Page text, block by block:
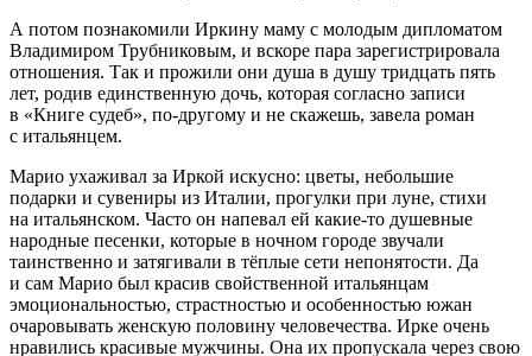
А потом познакомили Иркину маму с молодым дипломатом
Владимиром Трубниковым, и вскоре пара зарегистрировала
отношения. Так и прожили они душа в душу тридцать пять
лет, родив единственную дочь, которая согласно записи
в «Книге судеб», по-другому и не скажешь, завела роман
с итальянцем.
Марио ухаживал за Иркой искусно: цветы, небольшие
подарки и сувениры из Италии, прогулки при луне, стихи
на итальянском. Часто он напевал ей какие-то душевные
народные песенки, которые в ночном городе звучали
таинственно и затягивали в тёплые сети непонятости. Да
и сам Марио был красив свойственной итальянцам
эмоциональностью, страстностью и особенностью южан
очаровывать женскую половину человечества. Ирке очень
нравились красивые мужчины. Она их пропускала через свою